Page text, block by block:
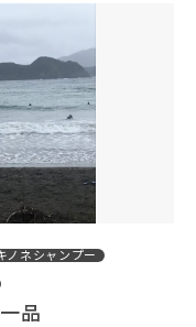
ノネシャンプー
品